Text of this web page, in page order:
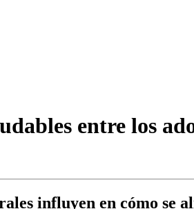
entre los
influyen en cómo se